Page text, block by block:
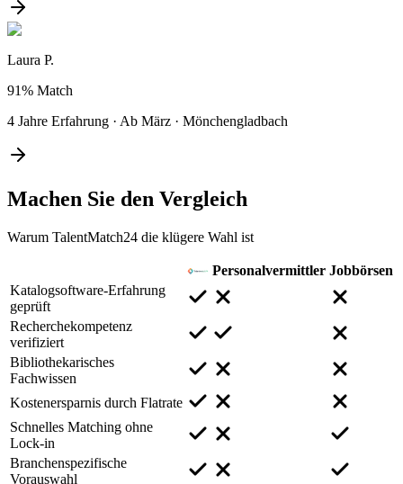
Laura P.
91% Match
4 Jahre Erfahrung · Ab März · Mönchengladbach
Machen Sie den Vergleich
Warum TalentMatch24 die klügere Wahl ist
Personalvermittler Jobbörsen
Katalogsoftware-Erfahrung
geprüft
Recherchekompetenz
verifiziert
Bibliothekarisches
Fachwissen
Kostenersparnis durch Flatrate
Schnelles Matching ohne
Lock-in
Branchenspezifische
Vorauswahl